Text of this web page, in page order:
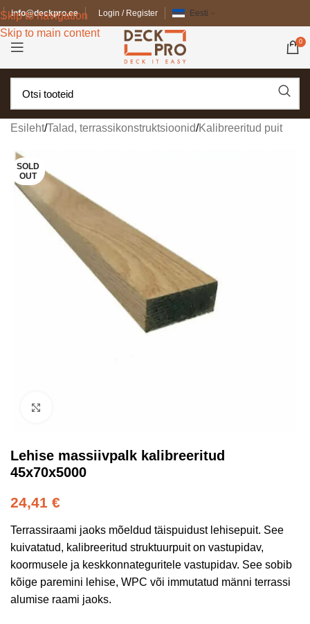
Skip to navigation
Skip to main content
info@deckpro.ee Login / Register Eesti
0
Esileht/Talad, terrassikonstruktsioonid/Kalibreeritud puit
SOLD
OUT
Lehise massiivpalk kalibreeritud
45x70x5000
24,41 €
Terrassiraami jaoks mõeldud täispuidust lehisepuit. See
kuivatatud, kalibreeritud struktuurpuit on vastupidav,
koormusele ja keskkonnateguritele vastupidav. See sobib
kõige paremini lehise, WPC või immutatud männi terrassi
alumise raami jaoks.